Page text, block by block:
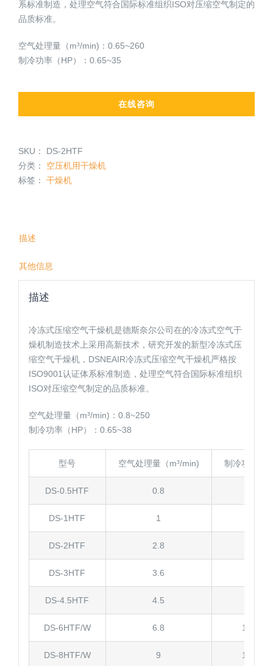
系标准制造，处理空气符合国际标准组织ISO对压缩空气制定的
品质标准。
空气处理量（m³/min)：0.65~260
制冷功率（HP）：0.65~35
在线咨询
SKU： DS-2HTF
分类： 空压机用干燥机
标签： 干燥机
描述
其他信息
描述
冷冻式压缩空气干燥机是德斯奈尔公司在的冷冻式空气干
燥机制造技术上采用高新技术，研究开发的新型冷冻式压
缩空气干燥机，DSNEAIR冷冻式压缩空气干燥机严格按
ISO9001认证体系标准制造，处理空气符合国际标准组织
ISO对压缩空气制定的品质标准。
空气处理量（m³/min)：0.8~250
制冷功率（HP）：0.65~38
型号 空气处理量（m³/min) 制冷功率（
DS-0.5HTF 0.8
DS-1HTF 1
DS-2HTF 2.8
DS-3HTF 3.6
DS-4.5HTF 4.5
DS-6HTF/W 6.8 1.5/3.0
DS-8HTF/W 9 1.5/3.0